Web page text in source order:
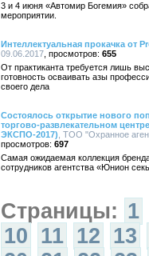
3 и 4 июня «Автомир Богемия»
мероприятии.
Интеллектуальная прокачка от
09.06.2017
655
От практиканта требуется лишь
готовность осваивать азы
своего дела
Состоялось открытие нового
торгово-развлекательном
ЭКСПО-2017) , ТОО "Охранное
697
Самая ожидаемая коллекция
сотрудников агентства «Юнион
Страницы: 1
10 11 12 13